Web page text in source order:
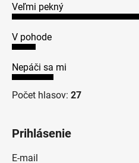
Veľmi pekný
V pohode
Nepáči sa mi
Počet hlasov: 27
Prihlásenie
E-mail